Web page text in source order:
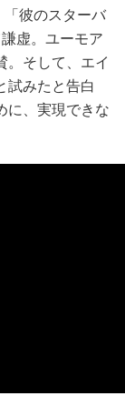
「彼のスターバ
虚。ユーモア
。そして、エイ
試みたと告白
に、実現できな